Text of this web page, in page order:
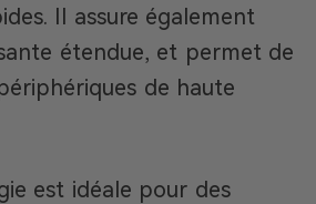
Il assure également
étendue, et permet de
de haute
est idéale pour des